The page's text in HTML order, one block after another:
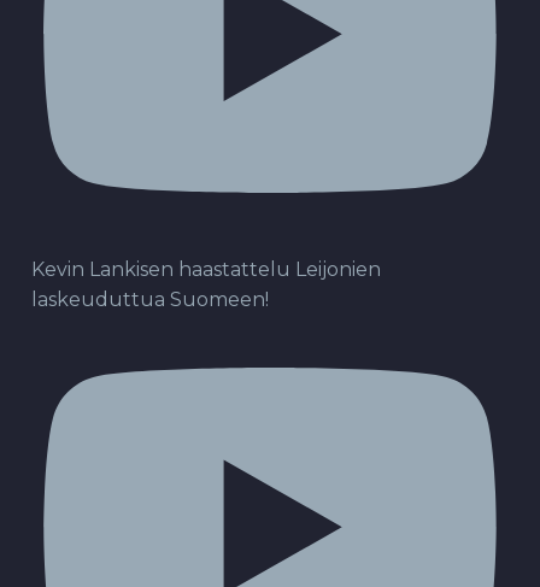
Kevin Lankisen haastattelu Leijonien
laskeuduttua Suomeen!